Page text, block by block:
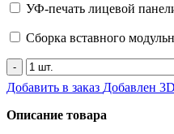
УФ-печать лицевой
Сборка вставного
-
Добавить в заказ Добавлен 3D
Описание товара